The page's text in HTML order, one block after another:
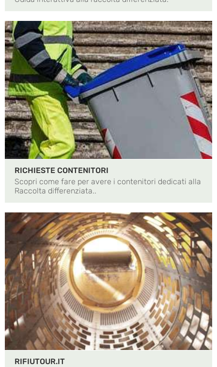
RICHIESTE CONTENITORI
Scopri come fare per avere i contenitori dedicati alla
Raccolta differenziata..
RIFIUTOUR.IT